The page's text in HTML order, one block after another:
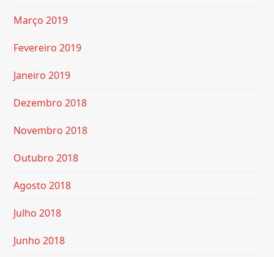
Março 2019
Fevereiro 2019
Janeiro 2019
Dezembro 2018
Novembro 2018
Outubro 2018
Agosto 2018
Julho 2018
Junho 2018